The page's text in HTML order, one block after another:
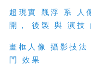
超現實 飄浮 系 人
開， 後製 與 演技
畫框人像 攝影技
門 效果